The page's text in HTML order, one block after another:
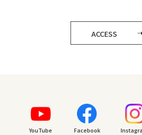
ACCESS
YouTube Facebook